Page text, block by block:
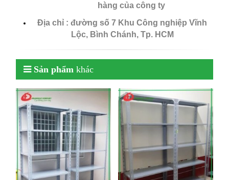
hàng của công ty
Địa chỉ : đường số 7 Khu Công nghiệp Vĩnh
Lộc, Bình Chánh, Tp. HCM
Sản phẩm khác